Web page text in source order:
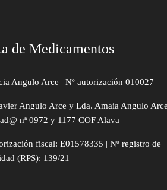
de Medicamentos
Angulo Arce | Nº autorización 010027
Angulo Arce y Lda. Amaia Angulo
nª 0972 y 1177 COF Alava
fiscal: E01578335 | Nº registro de
(RPS): 139/21